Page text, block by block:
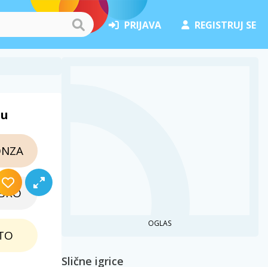
PRIJAVA REGISTRUJ SE
OGLAS
Slične igrice